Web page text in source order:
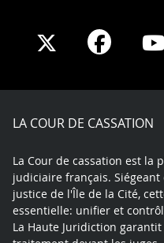
Share
X
Share
LA COUR DE CASSATION
La Cour de cassation est la
judiciaire français. Siégeant
justice de l'Île de la Cité,
essentielle: unifier et
La Haute Juridiction